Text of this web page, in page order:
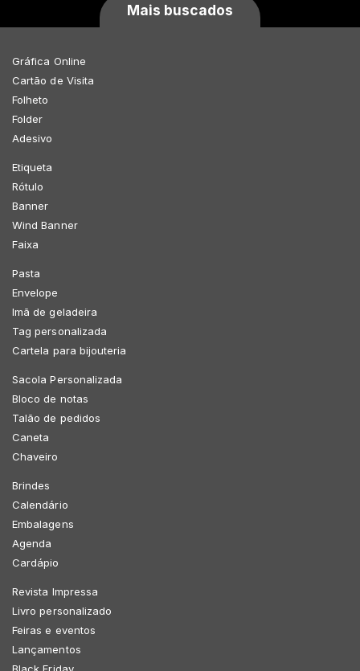
Mais buscados
Gráfica Online
Cartão de Visita
Folheto
Folder
Adesivo
Etiqueta
Rótulo
Banner
Wind Banner
Faixa
Pasta
Envelope
Imã de geladeira
Tag personalizada
Cartela para bijouteria
Sacola Personalizada
Bloco de notas
Talão de pedidos
Caneta
Chaveiro
Brindes
Calendário
Embalagens
Agenda
Cardápio
Revista Impressa
Livro personalizado
Feiras e eventos
Lançamentos
Black Friday